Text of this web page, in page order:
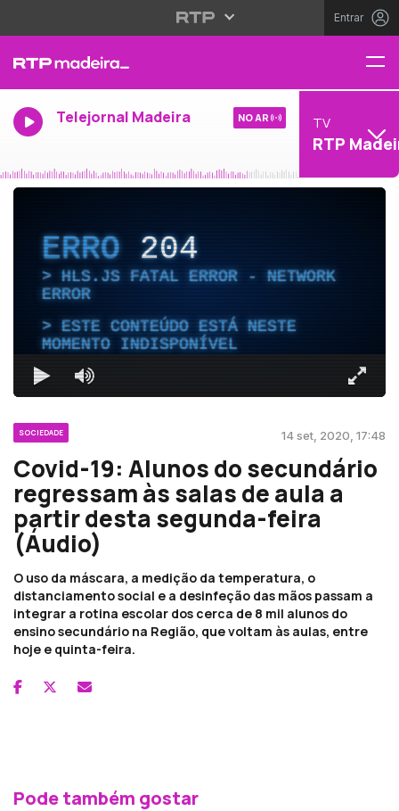
Entrar
Telejornal Madeira NO AR TV
RTP
ERRO204
HLS.JS FATAL ERROR - NETWORK
ERROR
ESTE CONTEÚDO ESTÁ NESTE
MOMENTO INDISPONÍVEL
SOCIEDADE 14 set, 2020, 17:48
Covid-19: Alunos do secundário
regressam às salas de aula a
partir desta segunda-feira
(Áudio)
O uso da máscara, a medição da temperatura, o
distanciamento social e a desinfeção das mãos passam a
integrar a rotina escolar dos cerca de 8 mil alunos do
ensino secundário na Região, que voltam às aulas, entre
hoje e quinta-feira.
Pode também gostar